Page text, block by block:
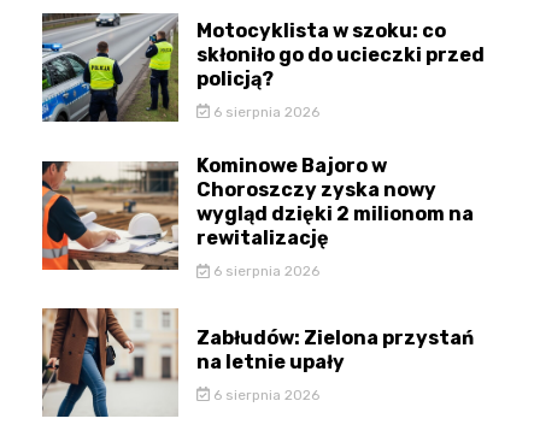
Motocyklista w szoku: co
skłoniło go do ucieczki przed
policją?
6 sierpnia 2026
Kominowe Bajoro w
Choroszczy zyska nowy
wygląd dzięki 2 milionom na
rewitalizację
6 sierpnia 2026
Zabłudów: Zielona przystań
na letnie upały
6 sierpnia 2026